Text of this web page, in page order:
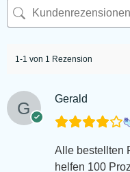
1-1 von 1 Rezension
Gerald
Alle bestellten
helfen 100